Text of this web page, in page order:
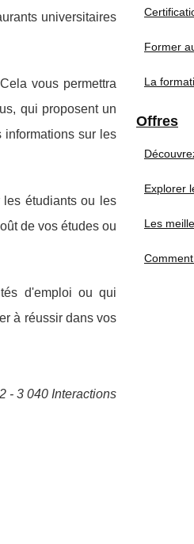
universitaires
vous permettra
qui proposent un
informations sur les
les étudiants ou les
de vos études ou
d'emploi ou qui
à réussir dans vos
- 3 040 Interactions
Former
La
Offres
Explorer
Les